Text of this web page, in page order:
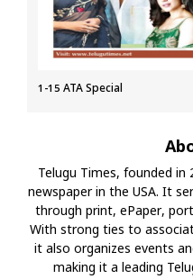
1-15 ATA Special
Telugu Times, founded in
newspaper in the USA. It
through print, ePaper,
With strong ties to
it also organizes events
making it a leading